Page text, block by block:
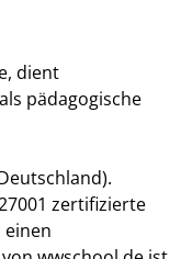
dient
pädagogische
zertifizierte